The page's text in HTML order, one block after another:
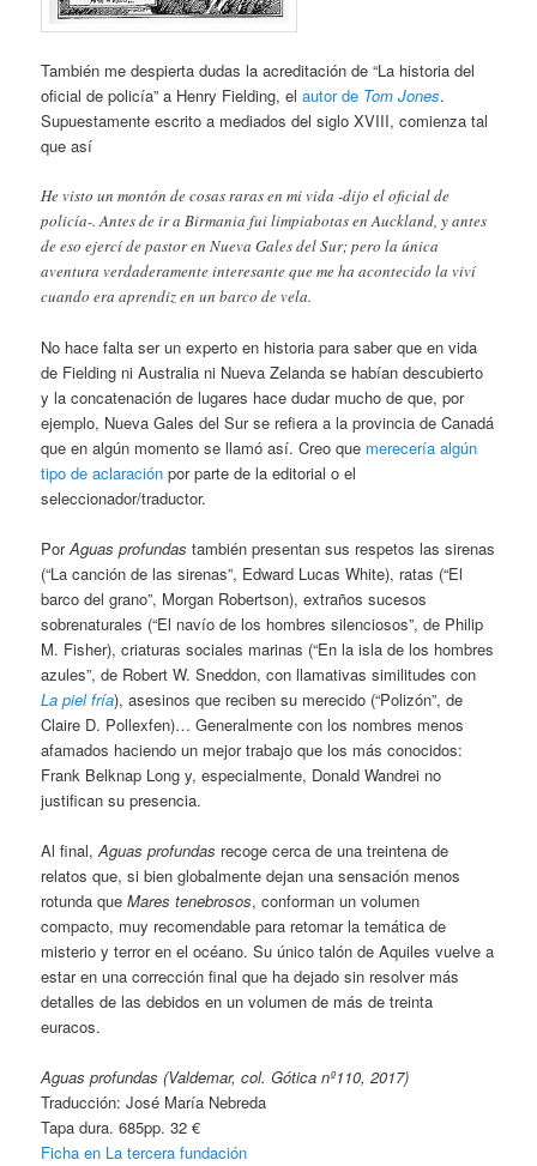
También me despierta dudas la acreditación de “La historia del
oficial de policía” a Henry Fielding, elautor de Tom Jones.
Supuestamente escrito a mediados del siglo XVIII, comienza tal
que así
He visto un montón de cosas raras en mi vida -dijo el oficial de
policía-. Antes de ir a Birmania fui limpiabotas en Auckland, y antes
de eso ejercí de pastor en Nueva Gales del Sur; pero la única
aventura verdaderamente interesante que me ha acontecido la viví
cuando era aprendiz en un barco de vela.
No hace falta ser un experto en historia para saber que en vida
de Fielding ni Australia ni Nueva Zelanda se habían descubierto
y la concatenación de lugares hace dudar mucho de que, por
ejemplo, Nueva Gales del Sur se refiera a la provincia de Canadá
que en algún momento se llamó así. Creo que merecería algún
tipo de aclaración por parte de la editorial o el
seleccionador/traductor.
PorAguas profundas también presentan sus respetos las sirenas
(“La canción de las sirenas”, Edward Lucas White), ratas (“El
barco del grano”, Morgan Robertson), extraños sucesos
sobrenaturales (“El navío de los hombres silenciosos”, de Philip
M. Fisher), criaturas sociales marinas (“En la isla de los hombres
azules”, de Robert W. Sneddon, con llamativas similitudes con
La piel fría), asesinos que reciben su merecido (“Polizón”, de
Claire D. Pollexfen)… Generalmente con los nombres menos
afamados haciendo un mejor trabajo que los más conocidos:
Frank Belknap Long y, especialmente, Donald Wandrei no
justifican su presencia.
Al final, Aguas profundas recoge cerca de una treintena de
relatos que, si bien globalmente dejan una sensación menos
rotunda queMares tenebrosos, conforman un volumen
compacto, muy recomendable para retomar la temática de
misterio y terror en el océano. Su único talón de Aquiles vuelve a
estar en una corrección final que ha dejado sin resolver más
detalles de las debidos en un volumen de más de treinta
euracos.
Aguas profundas (Valdemar, col. Gótica nº110, 2017)
Traducción: José María Nebreda
Tapa dura. 685pp. 32 €
Ficha en La tercera fundación